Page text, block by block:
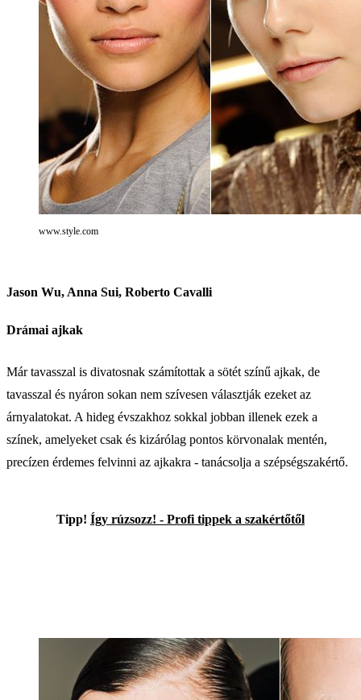
www.style.com
Jason Wu, Anna Sui, Roberto Cavalli
Drámai ajkak
Már tavasszal is divatosnak számítottak a sötét színű ajkak, de
tavasszal és nyáron sokan nem szívesen választják ezeket az
árnyalatokat. A hideg évszakhoz sokkal jobban illenek ezek a
színek, amelyeket csak és kizárólag pontos körvonalak mentén,
precízen érdemes felvinni az ajkakra - tanácsolja a szépségszakértő.
Tipp! Így rúzsozz! - Profi tippek a szakértőtől